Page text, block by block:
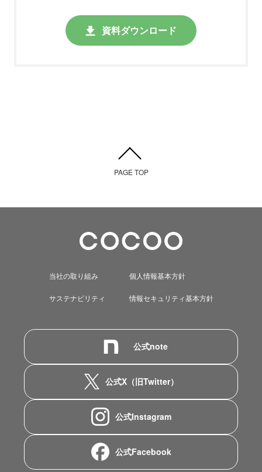
資料ダウンロード
PAGE TOP
公式note
公式X（旧Twitter）
公式Instagram
公式Facebook
当社の取り組み
サステナビリティ
個人情報基本方針
情報セキュリティ基本方針